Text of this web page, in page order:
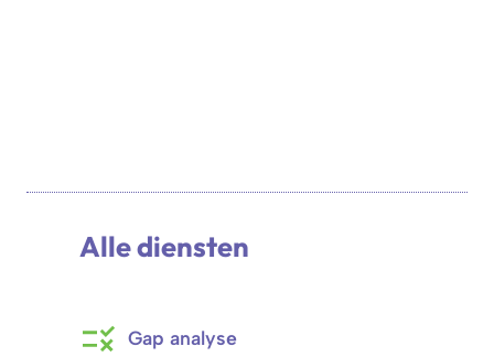
Alle diensten
Gap analyse